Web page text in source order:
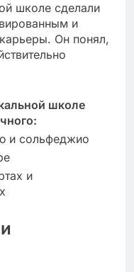
школе сделали
и
Он понял,
школе
и сольфеджио
и